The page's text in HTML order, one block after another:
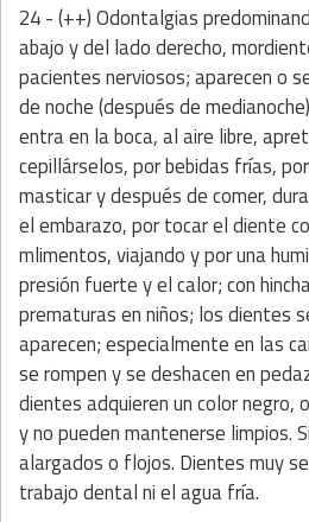
24 - (++) Odontalgias
abajo y del lado derecho,
pacientes nerviosos; aparecen o
de noche (después de
entra en la boca, al aire libre,
cepillárselos, por bebidas frías,
masticar y después de comer,
el embarazo, por tocar el diente
mlimentos, viajando y por una
presión fuerte y el calor; con
prematuras en niños; los dientes
aparecen; especialmente en las
se rompen y se deshacen en
dientes adquieren un color negro,
y no pueden mantenerse limpios.
alargados o flojos. Dientes muy
trabajo dental ni el agua fría.